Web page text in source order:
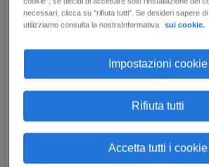
necessario porre le domande
template di domande per il
puoi prepararti in modo veloce e
È in formato Word: ti basterà
durante la prossima verifica delle
avere a disposizione tutti gli
porre domande approfondite e
necessari, clicca su "rifiuta tutti". Se desideri sapere
utilizziamo consulta la nostraInformativa
sui cookie.
Impostazioni cookie
Rifiuta tutti
Accetta tutti i cookie